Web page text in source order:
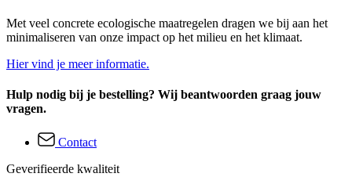
Met veel concrete ecologische maatregelen dragen we bij aan het
minimaliseren van onze impact op het milieu en het klimaat.
Hier vind je meer informatie.
Hulp nodig bij je bestelling? Wij beantwoorden graag jouw
vragen.
Contact
Geverifieerde kwaliteit